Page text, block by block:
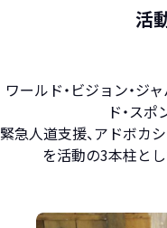
活
ワールド・ビジョン・ジ
ド・ス
緊急人道支援、アドボカ
を活動の3本柱とし